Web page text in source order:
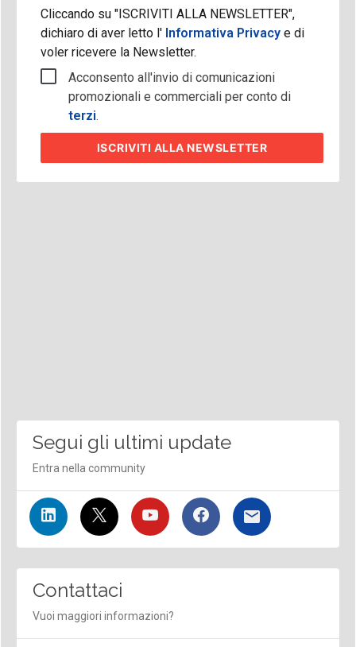
Cliccando su "ISCRIVITI ALLA NEWSLETTER",
dichiaro di aver letto l'Informativa Privacy e di
voler ricevere la Newsletter.
Acconsento all'invio di comunicazioni
promozionali e commerciali per conto di
terzi.
ISCRIVITI ALLA NEWSLETTER
Segui gli ultimi update
Entra nella community
Contattaci
Vuoi maggiori informazioni?